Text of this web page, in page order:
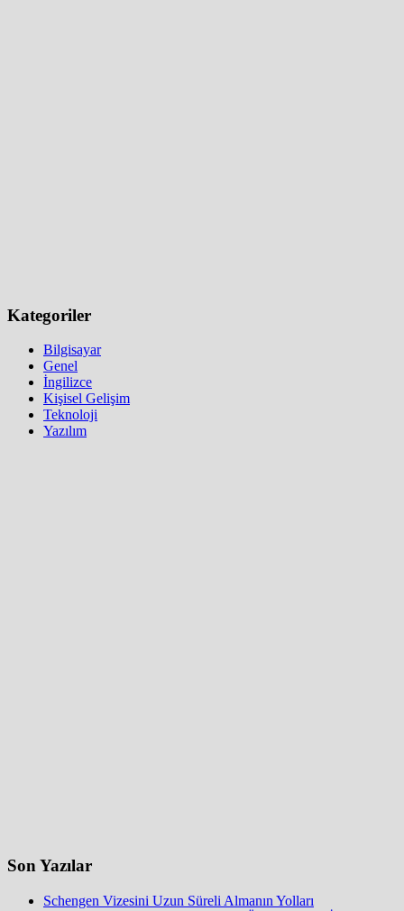
Kategoriler
Bilgisayar
Genel
İngilizce
Kişisel Gelişim
Teknoloji
Yazılım
Son Yazılar
Schengen Vizesini Uzun Süreli Almanın Yolları